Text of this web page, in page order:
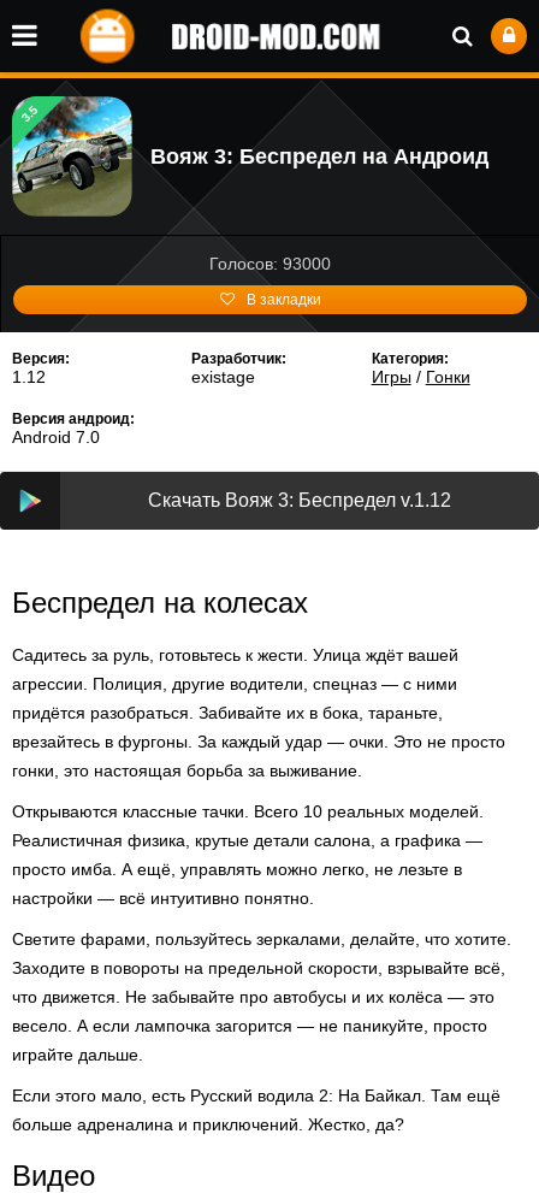
3.5
Вояж 3: Беспредел на Андроид
Голосов: 93000
В закладки
Версия:
1.12
Разработчик:
existage
Категория:
Игры/ Гонки
Версия андроид:
Android 7.0
Скачать Вояж 3: Беспредел v.1.12
Беспредел на колесах
Садитесь за руль, готовьтесь к жести. Улица ждёт вашей
агрессии. Полиция, другие водители, спецназ — с ними
придётся разобраться. Забивайте их в бока, тараньте,
врезайтесь в фургоны. За каждый удар — очки. Это не просто
гонки, это настоящая борьба за выживание.
Открываются классные тачки. Всего 10 реальных моделей.
Реалистичная физика, крутые детали салона, а графика —
просто имба. А ещё, управлять можно легко, не лезьте в
настройки — всё интуитивно понятно.
Светите фарами, пользуйтесь зеркалами, делайте, что хотите.
Заходите в повороты на предельной скорости, взрывайте всё,
что движется. Не забывайте про автобусы и их колёса — это
весело. А если лампочка загорится — не паникуйте, просто
играйте дальше.
Если этого мало, есть Русский водила 2: На Байкал. Там ещё
больше адреналина и приключений. Жестко, да?
Видео